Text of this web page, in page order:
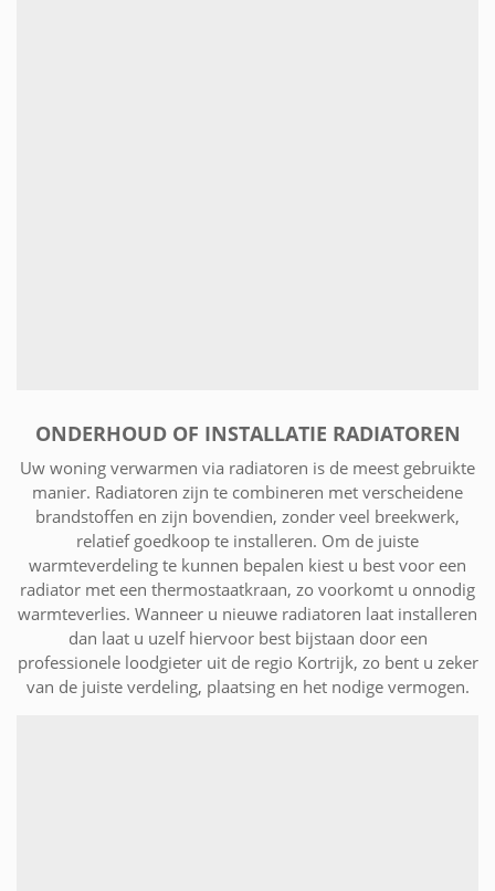
ONDERHOUD OF INSTALLATIE RADIATOREN
Uw woning verwarmen via radiatoren is de meest gebruikte
manier. Radiatoren zijn te combineren met verscheidene
brandstoffen en zijn bovendien, zonder veel breekwerk,
relatief goedkoop te installeren. Om de juiste
warmteverdeling te kunnen bepalen kiest u best voor een
radiator met een thermostaatkraan, zo voorkomt u onnodig
warmteverlies. Wanneer u nieuwe radiatoren laat installeren
dan laat u uzelf hiervoor best bijstaan door een
professionele loodgieter uit de regio Kortrijk, zo bent u zeker
van de juiste verdeling, plaatsing en het nodige vermogen.